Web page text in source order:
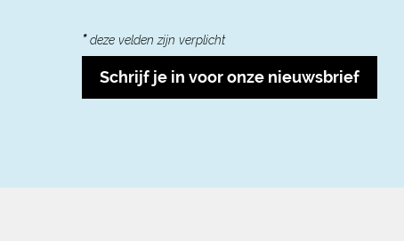
*deze velden zijn verplicht
Schrijf je in voor onze nieuwsbrief